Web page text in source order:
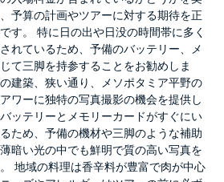
予算の計画やツアーに対する期待を正
す。 特に日の出や日没の時間帯に多く
れているため、予備のバッテリー、メ
て三脚を持参することをお勧めしま
建築、狭い通り、メソポタミア平野の
ワーに独特の写真撮影の機会を提供し
ッテリーとメモリーカードがすぐにい
ため、予備の機材や三脚のような補助
暗い光の中でも鮮明で質の高い写真を
地域の料理は香辛料が豊富で肉が中心